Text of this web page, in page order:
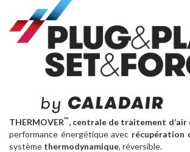
THERMOVER™, centrale de traitement d’air
performance énergétique avec récupération
système thermodynamique, réversible.